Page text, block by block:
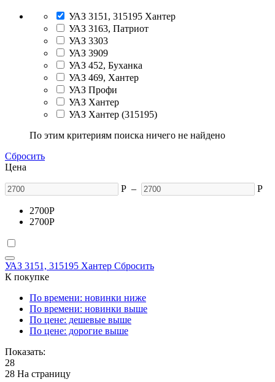
УАЗ 3151, 315195 Хантер
УАЗ 3163, Патриот
УАЗ 3303
УАЗ 3909
УАЗ 452, Буханка
УАЗ 469, Хантер
УАЗ Профи
УАЗ Хантер
УАЗ Хантер (315195)
По этим критериям поиска ничего не найдено
Сбросить
Цена
Р – Р
2700Р
2700Р
УАЗ 3151, 315195 Хантер Сбросить
К покупке
По времени: новинки ниже
По времени: новинки выше
По цене: дешевые выше
По цене: дорогие выше
Показать:
28
28 На страницу